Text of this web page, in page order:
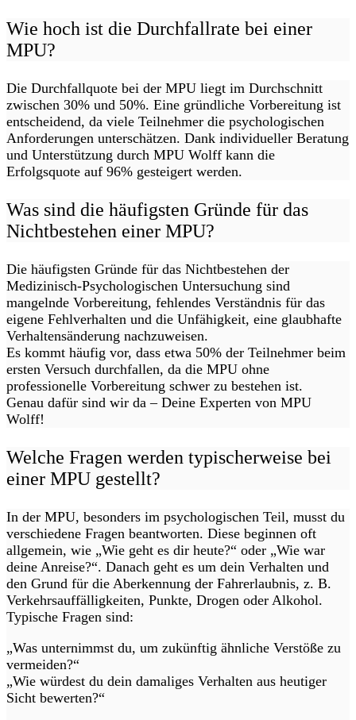
Wie hoch ist die Durchfallrate bei einer
MPU?
Die Durchfallquote bei der MPU liegt im Durchschnitt
zwischen 30% und 50%. Eine gründliche Vorbereitung ist
entscheidend, da viele Teilnehmer die psychologischen
Anforderungen unterschätzen. Dank individueller Beratung
und Unterstützung durch MPU Wolff kann die
Erfolgsquote auf 96% gesteigert werden.
Was sind die häufigsten Gründe für das
Nichtbestehen einer MPU?
Die häufigsten Gründe für das Nichtbestehen der
Medizinisch-Psychologischen Untersuchung sind
mangelnde Vorbereitung, fehlendes Verständnis für das
eigene Fehlverhalten und die Unfähigkeit, eine glaubhafte
Verhaltensänderung nachzuweisen.
Es kommt häufig vor, dass etwa 50% der Teilnehmer beim
ersten Versuch durchfallen, da die MPU ohne
professionelle Vorbereitung schwer zu bestehen ist.
Genau dafür sind wir da – Deine Experten von MPU
Wolff!
Welche Fragen werden typischerweise bei
einer MPU gestellt?
In der MPU, besonders im psychologischen Teil, musst du
verschiedene Fragen beantworten. Diese beginnen oft
allgemein, wie „Wie geht es dir heute?“ oder „Wie war
deine Anreise?“. Danach geht es um dein Verhalten und
den Grund für die Aberkennung der Fahrerlaubnis, z. B.
Verkehrsauffälligkeiten, Punkte, Drogen oder Alkohol.
Typische Fragen sind:
„Was unternimmst du, um zukünftig ähnliche Verstöße zu
vermeiden?“
„Wie würdest du dein damaliges Verhalten aus heutiger
Sicht bewerten?“